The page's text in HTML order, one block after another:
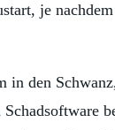
je
in den